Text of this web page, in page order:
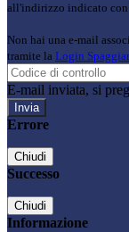
all'indirizzo indicato con
Non hai una e-mail
tramite la Login
E-mail inviata, si
Errore
Chiudi
Successo
Chiudi
Informazione